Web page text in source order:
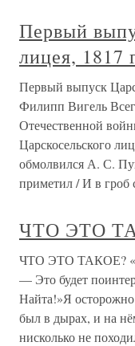
Первый
лицея, 1817
Первый выпуск
Филипп Вигель
Отечественной
Царскосельского
обмолвился А. С.
приметил / И в гроб
ЧТО ЭТО
ЧТО ЭТО ТАКОЕ?
— Это будет
Найта!»Я
был в дырах, и на
нисколько не